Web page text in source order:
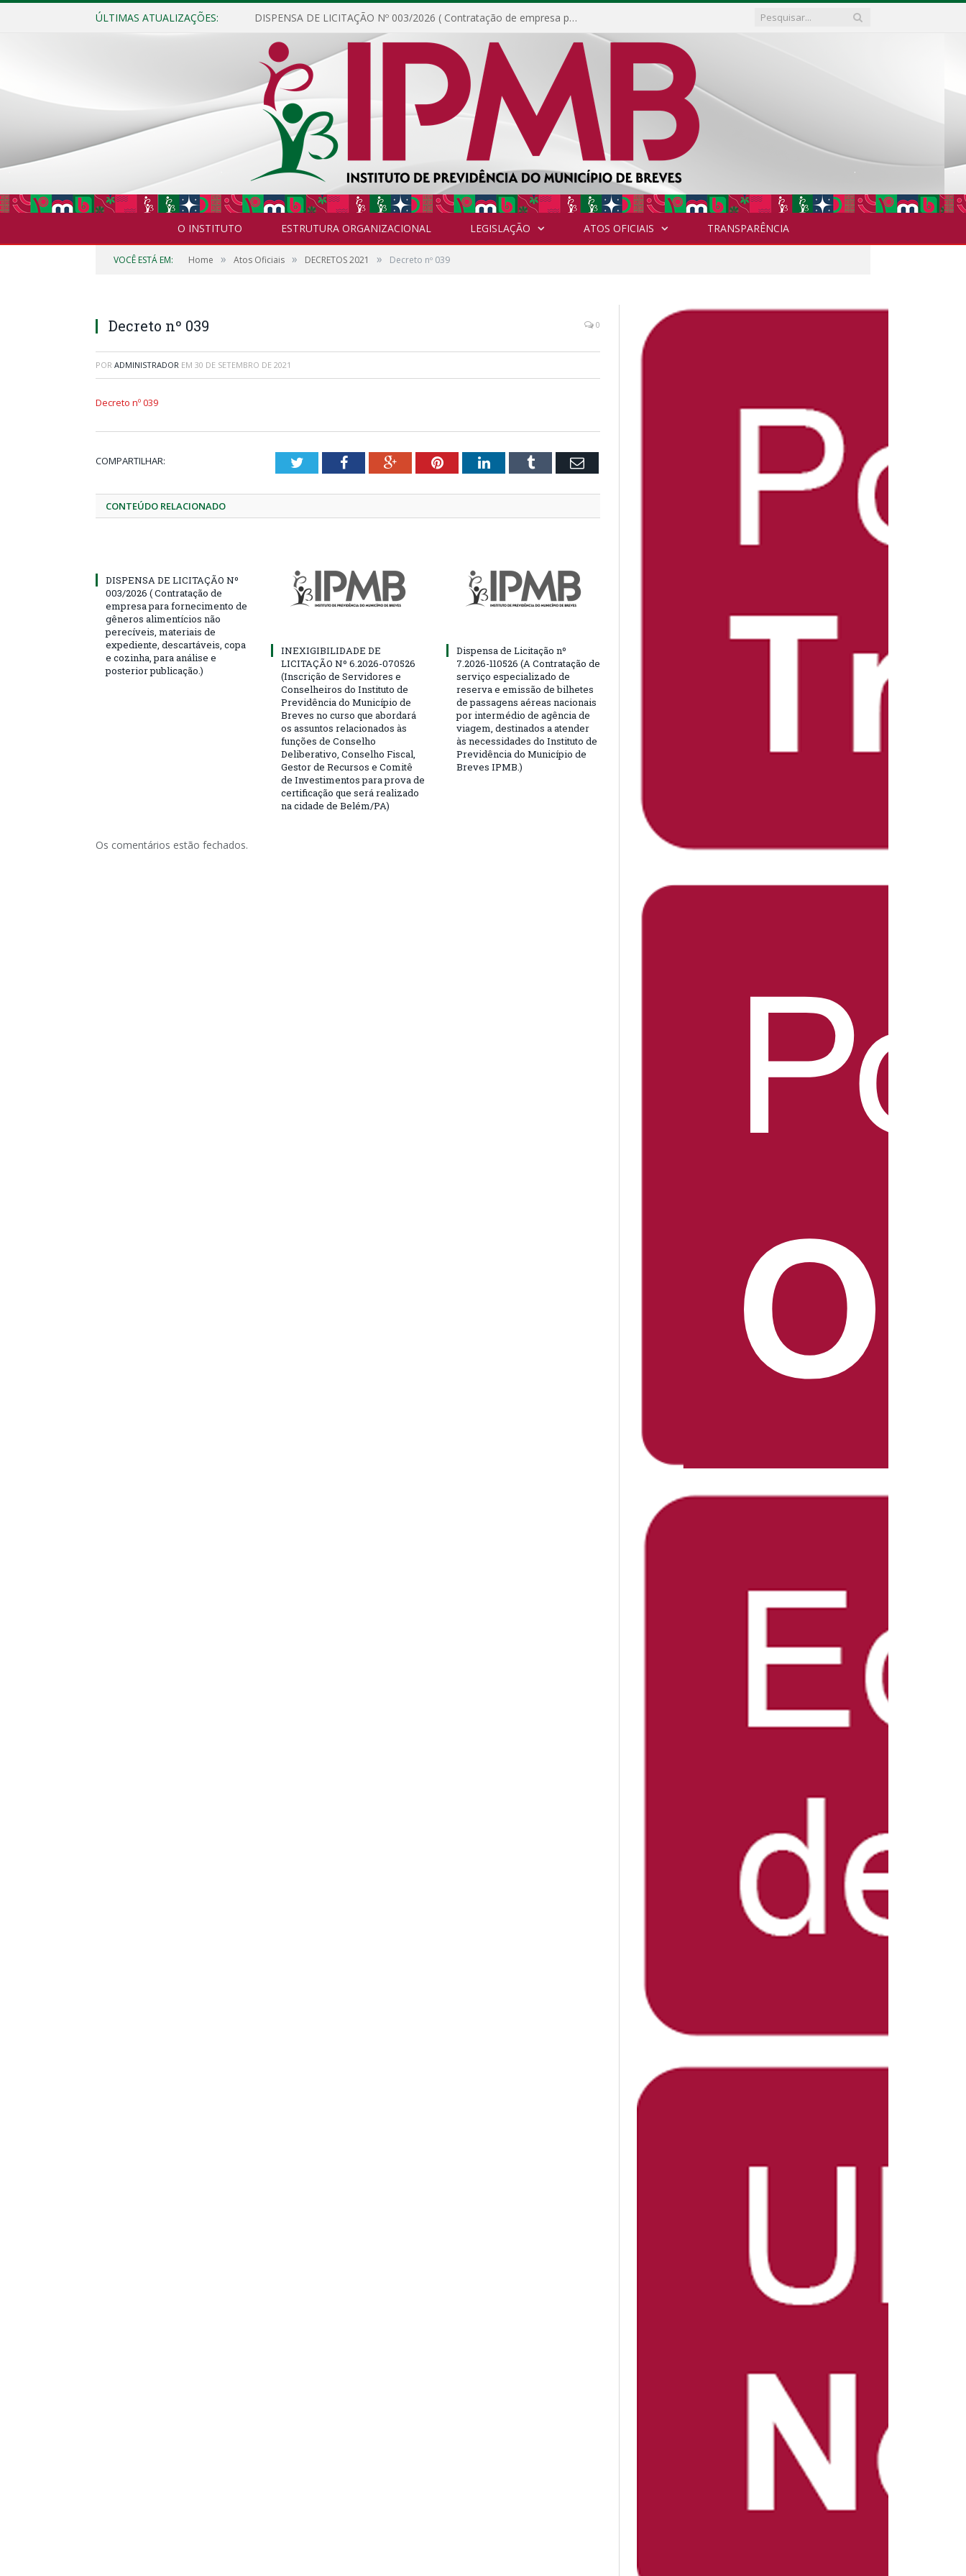
ÚLTIMAS ATUALIZAÇÕES: DISPENSA DE LICITAÇÃO Nº 003/2026 ( Contratação de empresa para fornecimento de gêneros alimentícios não perecíveis, materiais de expediente, descartáveis, copa e cozinha, para análise e posterior publicação.)
O INSTITUTO ESTRUTURA ORGANIZACIONAL LEGISLAÇÃO ATOS OFICIAIS TRANSPARÊNCIA
VOCÊ ESTÁ EM: Home » Atos Oficiais » DECRETOS 2021 » Decreto nº 039
Decreto nº 039 0
POR ADMINISTRADOR EM 30 DE SETEMBRO DE 2021
Decreto nº 039
COMPARTILHAR: TwitterFacebookGoogle+PinterestLinkedInTumblr Email
CONTEÚDO RELACIONADO
DISPENSA DE LICITAÇÃO Nº
003/2026 ( Contratação de
empresa para fornecimento de
gêneros alimentícios não
perecíveis, materiais de
expediente, descartáveis, copa
e cozinha, para análise e
posterior publicação.)
INEXIGIBILIDADE DE
LICITAÇÃO Nº 6.2026-070526
(Inscrição de Servidores e
Conselheiros do Instituto de
Previdência do Município de
Breves no curso que abordará
os assuntos relacionados às
funções de Conselho
Deliberativo, Conselho Fiscal,
Gestor de Recursos e Comitê
de Investimentos para prova de
certificação que será realizado
na cidade de Belém/PA)
Dispensa de Licitação nº
7.2026-110526 (A Contratação de
serviço especializado de
reserva e emissão de bilhetes
de passagens aéreas nacionais
por intermédio de agência de
viagem, destinados a atender
às necessidades do Instituto de
Previdência do Município de
Breves IPMB.)
Os comentários estão fechados.